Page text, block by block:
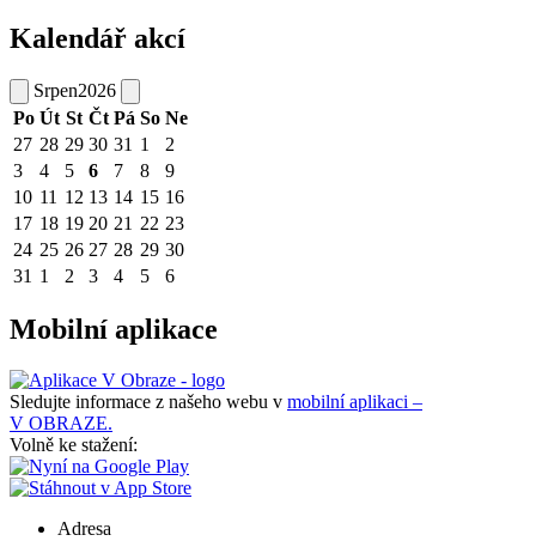
Kalendář akcí
Srpen2026
Po Út St Čt Pá So Ne
27 28 29 30 31 1
2
3
4 5 6 7 8
9
10 11 12 13 14 15 16
17 18 19 20 21 22 23
24 25 26 27 28 29 30
31 1 2 3 4 5 6
Mobilní aplikace
Sledujte informace z našeho webu v mobilní aplikaci –
V OBRAZE.
Volně ke stažení:
Adresa